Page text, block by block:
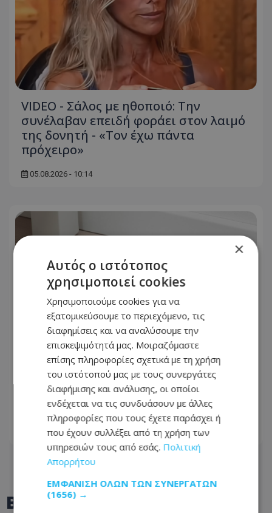
VIDEO - Σάλος με ηθοποιό: Την
συνέλαβαν επειδή φοράει στον λαιμό
της δονητή - «Τον έχω πάντα
πρόχειρο»
05.08.2026 - 10:14
Πυροσβέστης προειδοποιεί: Αυτά τα
λάθη με τους φορτιστές μπορούν να
βάλουν φωτιά στο σπίτι σας
05.08.2026 - 06:26
BEST OFTOTHEMAONLINE
×
Αυτός ο ιστότοπος
χρησιμοποιεί cookies
Χρησιμοποιούμε cookies για να
εξατομικεύσουμε το περιεχόμενο, τις
διαφημίσεις και να αναλύσουμε την
επισκεψιμότητά μας. Μοιραζόμαστε
επίσης πληροφορίες σχετικά με τη χρήση
του ιστότοπού μας με τους συνεργάτες
διαφήμισης και ανάλυσης, οι οποίοι
ενδέχεται να τις συνδυάσουν με άλλες
πληροφορίες που τους έχετε παράσχει ή
που έχουν συλλέξει από τη χρήση των
υπηρεσιών τους από εσάς. Πολιτική
Απορρήτου
ΕΜΦΆΝΙΣΗ ΌΛΩΝ ΤΩΝ ΣΥΝΕΡΓΑΤΏΝ
(1656) →